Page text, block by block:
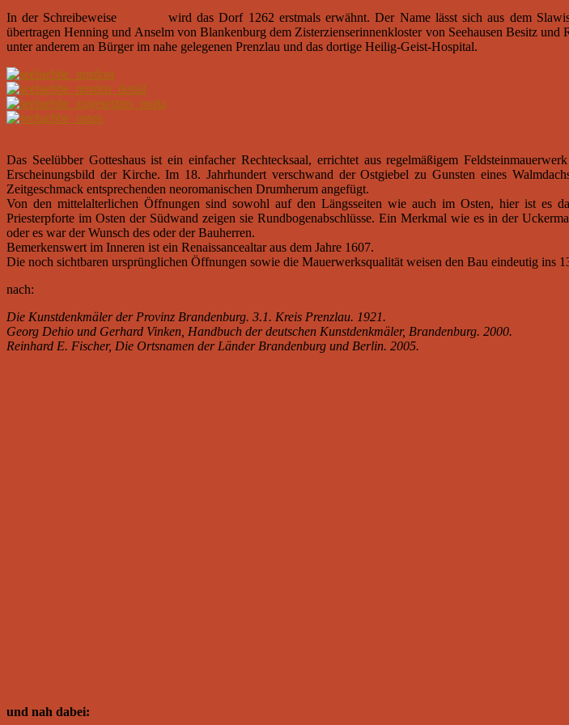
In der Schreibeweise
wird das Dorf 1262 erstmals erwähnt. Der Name lässt sich aus dem
übertragen Henning und Anselm von Blankenburg dem Zisterzienserinnenkloster von Seehausen Besitz und
unter anderem an Bürger im nahe gelegenen Prenzlau und das dortige Heilig-Geist-Hospital.
Das Seelübber Gotteshaus ist ein einfacher Rechtecksaal, errichtet aus regelmäßigem
Erscheinungsbild der Kirche. Im 18. Jahrhundert verschwand der Ostgiebel zu Gunsten eines
Zeitgeschmack entsprechenden neoromanischen Drumherum angefügt.
Von den mittelalterlichen Öffnungen sind sowohl auf den Längsseiten wie auch im Osten, hier ist es
Priesterpforte im Osten der Südwand zeigen sie Rundbogenabschlüsse. Ein Merkmal wie es in der
oder es war der Wunsch des oder der Bauherren.
Bemerkenswert im Inneren ist ein Renaissancealtar aus dem Jahre 1607.
Die noch sichtbaren ursprünglichen Öffnungen sowie die Mauerwerksqualität weisen den Bau eindeutig ins
nach:
Die Kunstdenkmäler der Provinz Brandenburg. 3.1. Kreis Prenzlau. 1921.
Georg Dehio und Gerhard Vinken, Handbuch der deutschen Kunstdenkmäler, Brandenburg. 2000.
Reinhard E. Fischer, Die Ortsnamen der Länder Brandenburg und Berlin. 2005.
und nah dabei: